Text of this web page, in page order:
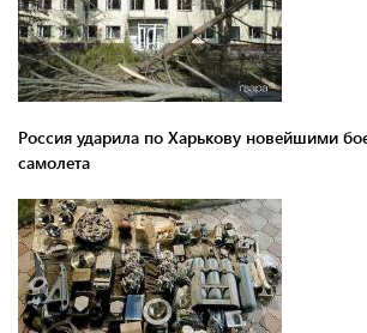
Россия ударила по Харькову новейшими
самолета